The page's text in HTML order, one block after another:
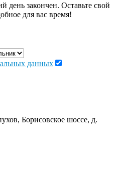
день закончен. Оставьте свой
для вас время!
данных
Борисовское шоссе, д.